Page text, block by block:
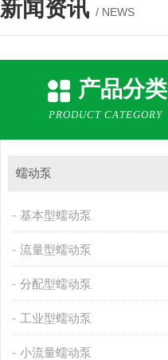
新闻资讯 / NEWS
产品分类
PRODUCT CATEGORY
蠕动泵
基本型蠕动泵
流量型蠕动泵
分配型蠕动泵
工业型蠕动泵
小流量蠕动泵